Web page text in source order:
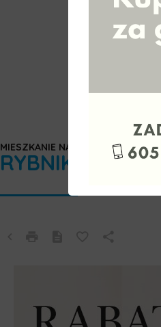
RYBNIK
MIESZKANIE NA SPRZEDAŻ